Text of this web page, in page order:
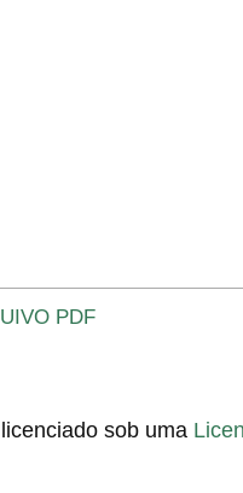
PDF
sob uma